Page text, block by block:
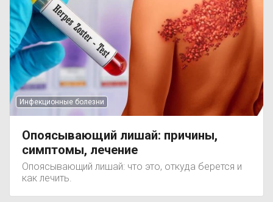
Инфекционные болезни
Опоясывающий лишай: причины,
симптомы, лечение
Опоясывающий лишай: что это, откуда берется и
как лечить.